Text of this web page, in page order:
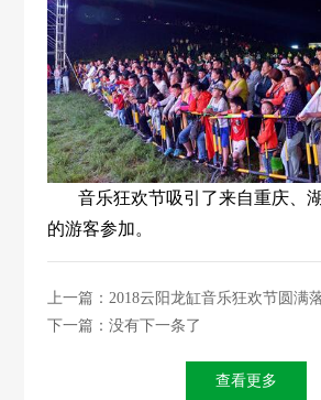
音乐狂欢节吸引了来自重庆、
的游客参加。
上一篇：2018云阳龙缸音乐狂欢节圆满
彩都在这儿··...
下一篇：没有下一条了
查看更多